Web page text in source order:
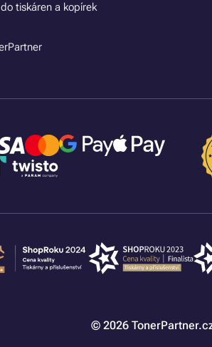
tiskáren a kopírek
© 2026